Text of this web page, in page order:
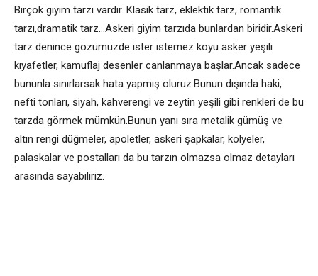
Birçok giyim tarzı vardır. Klasik tarz, eklektik tarz, romantik
tarzı,dramatik tarz…Askeri giyim tarzıda bunlardan biridir.Askeri
tarz denince gözümüzde ister istemez koyu asker yeşili
kıyafetler, kamuflaj desenler canlanmaya başlar.Ancak sadece
bununla sınırlarsak hata yapmış oluruz.Bunun dışında haki,
nefti tonları, siyah, kahverengi ve zeytin yeşili gibi renkleri de bu
tarzda görmek mümkün.Bunun yanı sıra metalik gümüş ve
altın rengi düğmeler, apoletler, askeri şapkalar, kolyeler,
palaskalar ve postalları da bu tarzın olmazsa olmaz detayları
arasında sayabiliriz.